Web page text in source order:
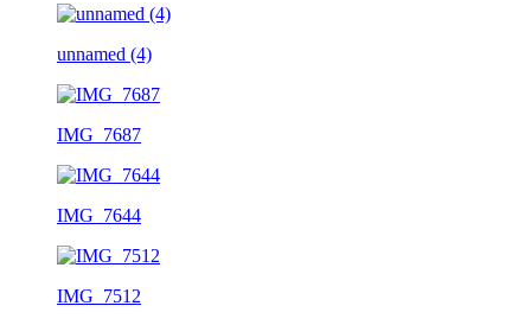
unnamed (4)
IMG_7687
IMG_7644
IMG_7512